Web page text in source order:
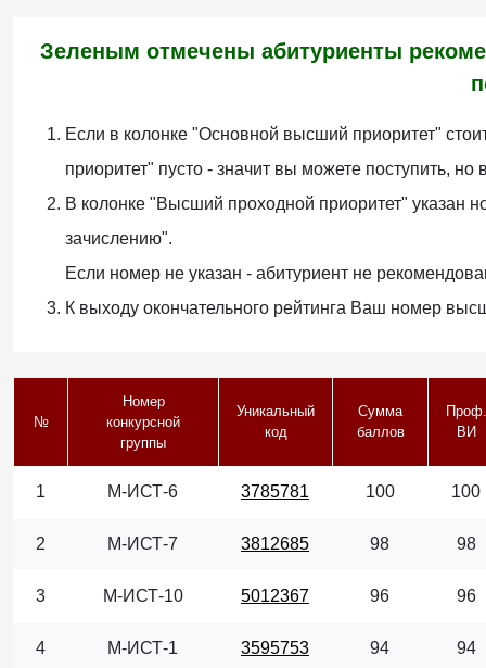
Зеленым отмечены абитуриенты
Если в колонке "Основной высший приоритет"
приоритет" пусто - значит вы можете поступить,
В колонке "Высший проходной приоритет" указан
зачислению".
Если номер не указан - абитуриент не
К выходу окончательного рейтинга Ваш номер
№
Номер
конкурсной
группы
Уникальный
код
Сумма
баллов
Проф.
ВИ
1 М-ИСТ-6 3785781 100 100
2 М-ИСТ-7 3812685 98 98
3 М-ИСТ-10 5012367 96 96
4 М-ИСТ-1 3595753 94 94